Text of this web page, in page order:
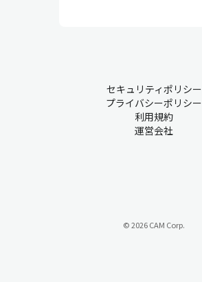
セキュリティポリシー
プライバシーポリシー
利用規約
運営会社
© 2026 CAM Corp.